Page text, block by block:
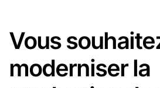
Vous
moderniser la